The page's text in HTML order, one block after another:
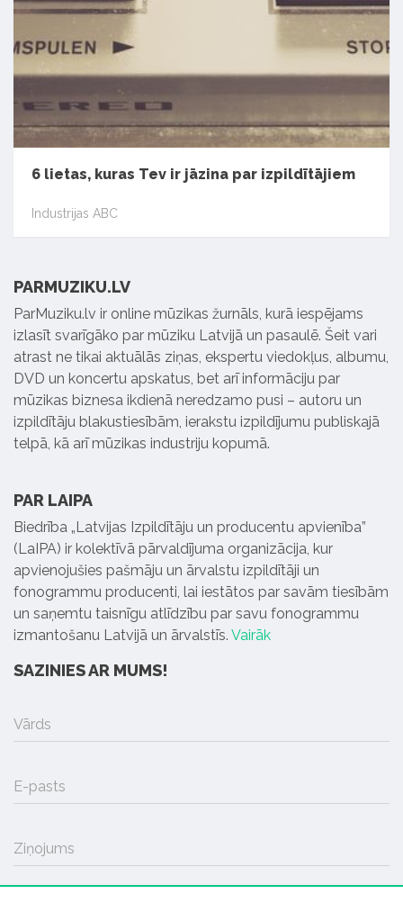
6 lietas, kuras Tev ir jāzina par izpildītājiem
Industrijas ABC
PARMUZIKU.LV
ParMuziku.lv ir online mūzikas žurnāls, kurā iespējams
izlasīt svarīgāko par mūziku Latvijā un pasaulē. Šeit vari
atrast ne tikai aktuālās ziņas, ekspertu viedokļus, albumu,
DVD un koncertu apskatus, bet arī informāciju par
mūzikas biznesa ikdienā neredzamo pusi – autoru un
izpildītāju blakustiesībām, ierakstu izpildījumu publiskajā
telpā, kā arī mūzikas industriju kopumā.
PAR LAIPA
Biedrība „Latvijas Izpildītāju un producentu apvienība”
(LaIPA) ir kolektīvā pārvaldījuma organizācija, kur
apvienojušies pašmāju un ārvalstu izpildītāji un
fonogrammu producenti, lai iestātos par savām tiesībām
un saņemtu taisnīgu atlīdzību par savu fonogrammu
izmantošanu Latvijā un ārvalstīs. Vairāk
SAZINIES AR MUMS!
Vārds
E-pasts
Ziņojums